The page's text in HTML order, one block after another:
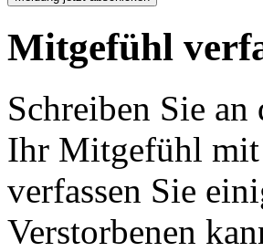
Mitgefühl
Schreiben Sie
Ihr Mitgefühl mit
verfassen Sie
Verstorbenen